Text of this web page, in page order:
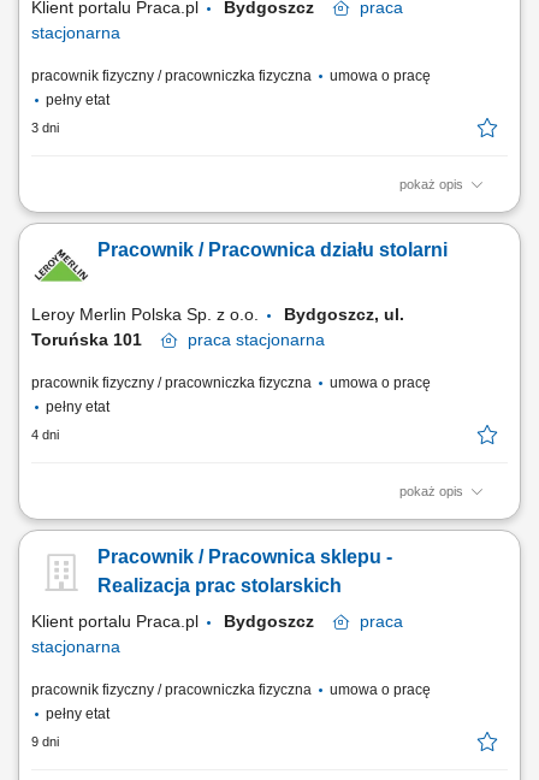
Klient portalu Praca.pl Bydgoszcz
praca
stacjonarna
pracownik fizyczny / pracowniczka fizyczna
umowa o pracę
pełny etat
3 dni
pokaż opis
Profesjonalna obróbka materiałów drzewnych, w tym precyzyjne
Kompleksowe doradztwo techniczne oraz aktywna sprzedaż
asortymentu i usług dodatkowych. Budowanie pozytywnych
Pracownik / Pracownica działu stolarni
Leroy Merlin Polska Sp. z o.o.
Bydgoszcz, ul.
Toruńska 101
praca stacjonarna
pracownik fizyczny / pracowniczka fizyczna
umowa o pracę
pełny etat
4 dni
pokaż opis
Jakie zadania na Ciebie czekają? realizacja zleceń stolarskich (cięcie i
o jakość i terminowość wykonania; utrzymywanie porządku w strefie
stolarskiej, przestrzeganie zasad BHP (w tym odpowiedniego
Pracownik / Pracownica sklepu -
Realizacja prac stolarskich
Klient portalu Praca.pl Bydgoszcz
praca
stacjonarna
pracownik fizyczny / pracowniczka fizyczna
umowa o pracę
pełny etat
9 dni